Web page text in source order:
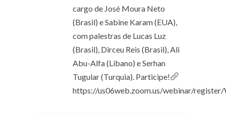
cargo de José Moura Neto
(Brasil) e Sabine Karam (EUA),
com palestras de Lucas Luz
(Brasil), Dirceu Reis (Brasil), Ali
Abu-Alfa (Líbano) e Serhan
Tugular (Turquia). Participe!
https://us06web.zoom.us/webinar/